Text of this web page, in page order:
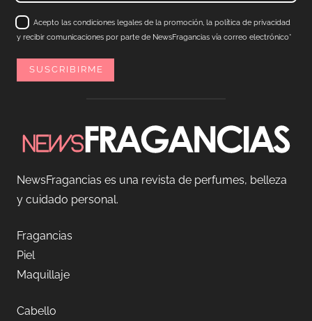
Acepto las condiciones legales de la promoción, la política de privacidad
y recibir comunicaciones por parte de NewsFragancias vía correo electrónico*
NewsFragancias es una revista de perfumes, belleza
y cuidado personal.
Fragancias
Piel
Maquillaje
Cabello